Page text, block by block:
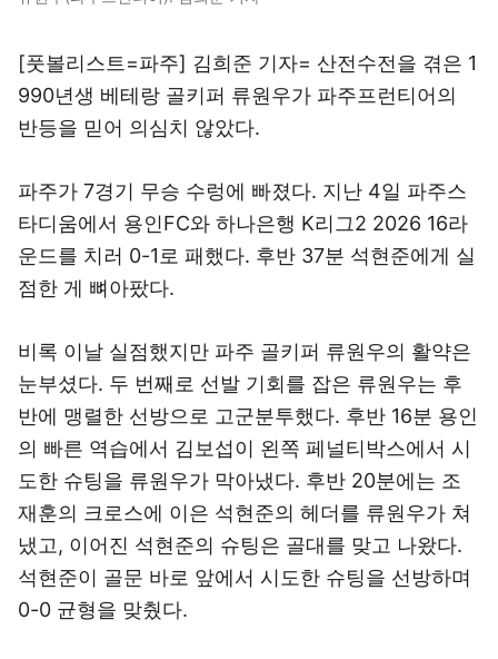
[풋볼리스트=파주] 김희준 기자= 산전수전을 겪은 1
990년생 베테랑 골키퍼 류원우가 파주프런티어의
반등을 믿어 의심치 않았다.
파주가 7경기 무승 수렁에 빠졌다. 지난 4일 파주스
타디움에서 용인FC와 하나은행 K리그2 2026 16라
운드를 치러 0-1로 패했다. 후반 37분 석현준에게 실
점한 게 뼈아팠다.
비록 이날 실점했지만 파주 골키퍼 류원우의 활약은
눈부셨다. 두 번째로 선발 기회를 잡은 류원우는 후
반에 맹렬한 선방으로 고군분투했다. 후반 16분 용인
의 빠른 역습에서 김보섭이 왼쪽 페널티박스에서 시
도한 슈팅을 류원우가 막아냈다. 후반 20분에는 조
재훈의 크로스에 이은 석현준의 헤더를 류원우가 쳐
냈고, 이어진 석현준의 슈팅은 골대를 맞고 나왔다.
석현준이 골문 바로 앞에서 시도한 슈팅을 선방하며
0-0 균형을 맞췄다.